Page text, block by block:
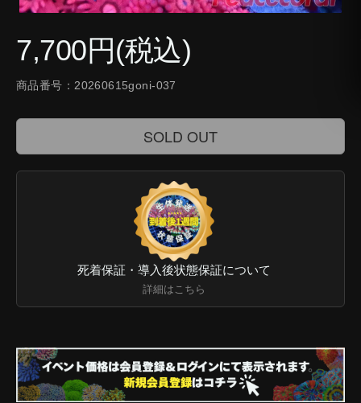
7,700円(税込)
商品番号：20260615goni-037
SOLD OUT
死着保証・導入後状態保証について
詳細はこちら